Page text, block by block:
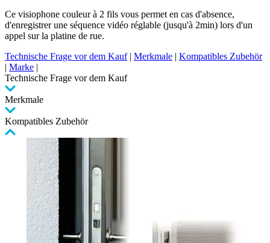
Ce visiophone couleur à 2 fils vous permet en cas d'absence,
d'enregistrer une séquence vidéo réglable (jusqu'à 2min) lors d'un
appel sur la platine de rue.
Technische Frage vor dem Kauf | Merkmale | Kompatibles Zubehör
| Marke |
Technische Frage vor dem Kauf
Merkmale
Kompatibles Zubehör
Karussell
überspringen